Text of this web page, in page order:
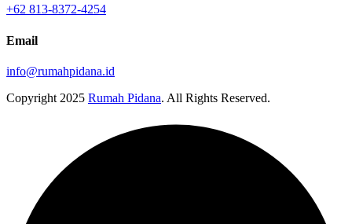
+62 813-8372-4254
Email
info@rumahpidana.id
Copyright 2025 Rumah Pidana. All Rights Reserved.